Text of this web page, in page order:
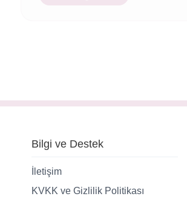
Bilgi ve Destek
İletişim
KVKK ve Gizlilik Politikası